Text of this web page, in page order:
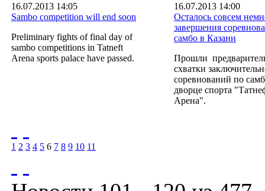
16.07.2013 14:05
Sambo competition will end soon
Preliminary fights of final day of
sambo competitions in Tatneft
Arena sports palace have passed.
16.07.2013 14:00
Осталось совсем
завершения
самбо в Казани
Прошли
схватки
соревнований по
дворце спорта
Арена".
1 2 3 4 5 6 7 8 9 10 11